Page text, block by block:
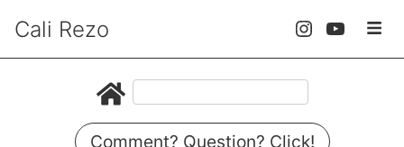
Cali Rezo
Comment? Question? Click!